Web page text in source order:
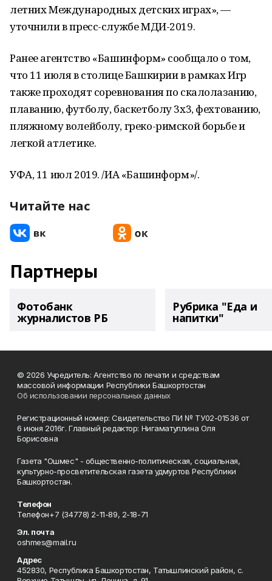
летних Международных детских играх», —
уточнили в пресс-службе МДИ-2019.
Ранее агентство «Башинформ» сообщало о том,
что 11 июля в столице Башкирии в рамках Игр
также проходят соревнования по скалолазанию,
плаванию, футболу, баскетболу 3х3, фехтованию,
пляжному волейболу, греко-римской борьбе и
легкой атлетике.
УФА, 11 июл 2019. /ИА «Башинформ»/.
Читайте нас
Партнеры
Фотобанк
журналистов РБ
Рубрика "Еда и
напитки"
© 2026 Учредитель: Агентство по печати и средствам
массовой информации Республики Башкортостан
Об использовании персональных данных
Регистрационный номер: Свидетельство ПИ № ТУ02-01536 от
6 июня 2016г. Главный редактор: Нигаматуллина Оля
Борисовна
Газета "Ошмес" - общественно-политическая, социальная,
культурно-просветительская газета удмуртов Республики
Башкортостан.
Телефон
Телефон+7 (34778) 2-11-89, 2-18-71
Эл. почта
oshmes@mail.ru
Адрес
452830, Республика Башкортостан, Татышлинский район, с.